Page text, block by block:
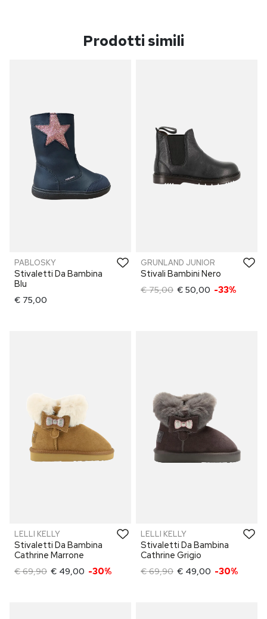
Prodotti simili
PABLOSKY
Stivaletti Da Bambina
Blu
€ 75,00
GRUNLAND JUNIOR
Stivali Bambini Nero
€ 75,00 € 50,00 -33%
LELLI KELLY
Stivaletti Da Bambina
Cathrine Marrone
€ 69,90 € 49,00 -30%
LELLI KELLY
Stivaletti Da Bambina
Cathrine Grigio
€ 69,90 € 49,00 -30%